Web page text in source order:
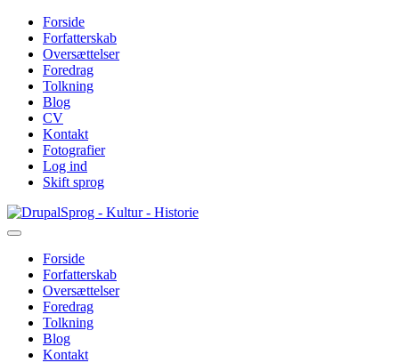
Forside
Forfatterskab
Oversættelser
Foredrag
Tolkning
Blog
CV
Kontakt
Fotografier
Log ind
Skift sprog
Gå
til
Sprog - Kultur - Historie
Primær
navigation
Forside
Forfatterskab
Oversættelser
Foredrag
Tolkning
Blog
Kontakt